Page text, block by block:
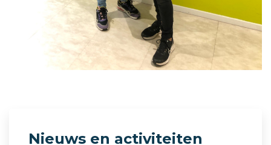
Nieuws en activiteiten